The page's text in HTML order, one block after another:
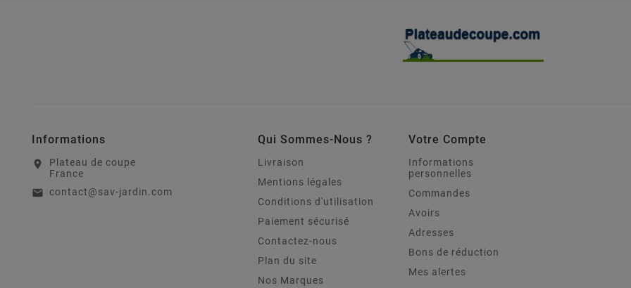
Informations
location_on
Plateau de coupe
France
email contact@sav-jardin.com
Qui Sommes-Nous ?
Livraison
Mentions légales
Conditions d'utilisation
Paiement sécurisé
Contactez-nous
Plan du site
Nos Marques
Votre Compte
Informations
personnelles
Commandes
Avoirs
Adresses
Bons de réduction
Mes alertes